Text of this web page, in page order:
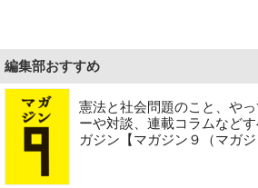
編集部おすすめ
憲法と社会問題のこと、や
ーや対談、連載コラムなど
ガジン【マガジン９（マガジ